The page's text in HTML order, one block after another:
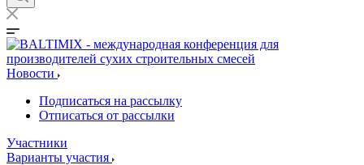
Новости
Подписаться на рассылку
Отписаться от рассылки
Участники
Варианты участия